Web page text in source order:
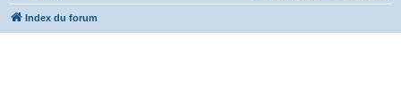
Index du forum